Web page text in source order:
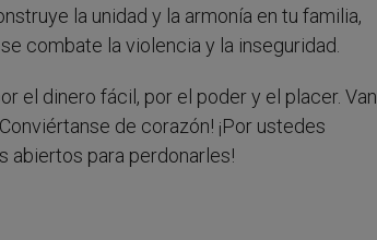
la unidad y la armonía en tu familia,
combate la violencia y la inseguridad.
el dinero fácil, por el poder y el placer. Van
de corazón! ¡Por ustedes
abiertos para perdonarles!